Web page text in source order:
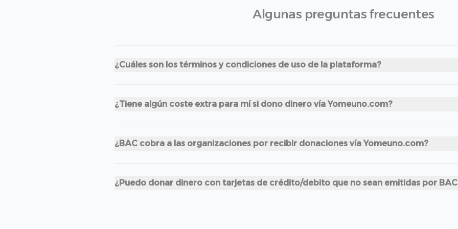
Algunas preguntas frecuentes
¿Cuáles son los términos y condiciones de uso de la plataforma?
¿Tiene algún coste extra para mí si dono dinero vía Yomeuno.com?
¿BAC cobra a las organizaciones por recibir donaciones vía Yomeuno.com?
¿Puedo donar dinero con tarjetas de crédito/debito que no sean emitidas por